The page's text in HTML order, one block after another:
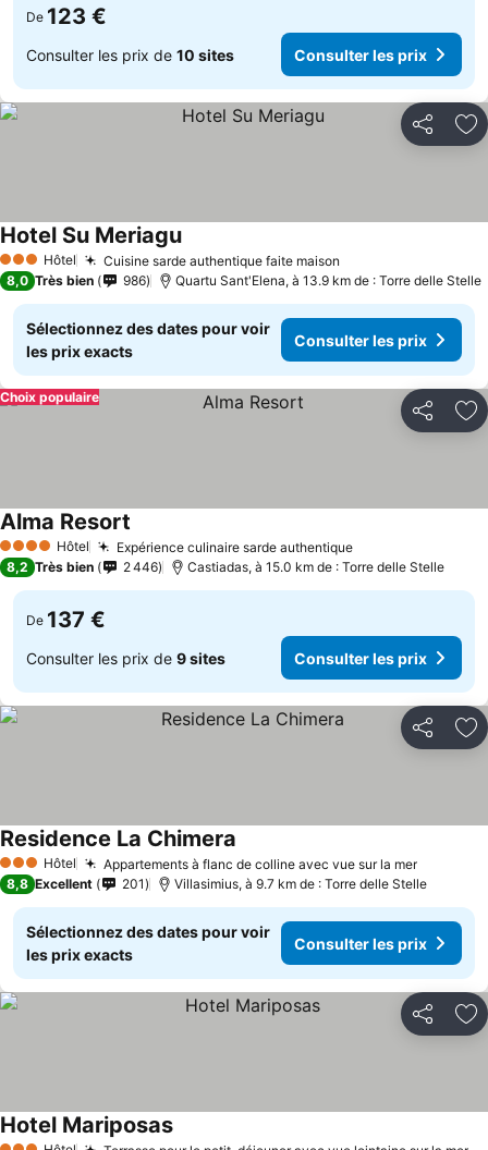
De 123 €
Consulter les prix de 10 sites Consulter les prix
Partager
3 ÉtoilesHôtel Cuisine sarde authentique faite maison
Hotel Su Meriagu
8,0 Très bien 986 Quartu Sant'Elena, à 13.9 km de : Torre delle Stelle
Sélectionnez des dates pour voir
les prix exacts
Consulter les prix
Partager
Choix populaire
4 Étoiles Hôtel Expérience culinaire sarde authentique
Alma Resort
8,2 Très bien 2 446 Castiadas, à 15.0 km de : Torre delle Stelle
De 137 €
Consulter les prix de 9 sites Consulter les prix
Partager
3 ÉtoilesHôtel Appartements à flanc de colline avec vue sur la mer
Residence La Chimera
8,8 Excellent 201 Villasimius, à 9.7 km de : Torre delle Stelle
Sélectionnez des dates pour voir
les prix exacts
Consulter les prix
Partager
Hotel Mariposas